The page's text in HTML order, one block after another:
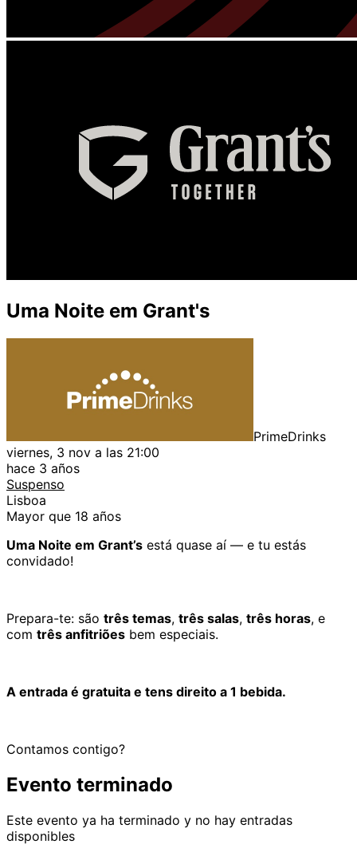
Uma Noite em Grant's
PrimeDrinks
viernes, 3 nov a las 21:00
hace 3 años
Suspenso
Lisboa
Mayor que 18 años
Uma Noite em Grant’s está quase aí — e tu estás
convidado!
Prepara-te: são três temas, três salas, três horas, e
com três anfitriões bem especiais.
A entrada é gratuita e tens direito a 1 bebida.
Contamos contigo?
Evento terminado
Este evento ya ha terminado y no hay entradas
disponibles